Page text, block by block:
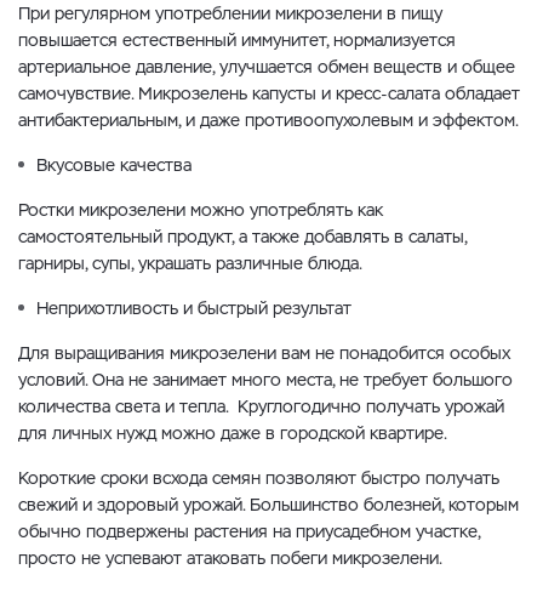
При регулярном употреблении микрозелени в пищу
повышается естественный иммунитет, нормализуется
артериальное давление, улучшается обмен веществ и общее
самочувствие. Микрозелень капусты и кресс-салата обладает
антибактериальным, и даже противоопухолевым и эффектом.
Вкусовые качества
Ростки микрозелени можно употреблять как
самостоятельный продукт, а также добавлять в салаты,
гарниры, супы, украшать различные блюда.
Неприхотливость и быстрый результат
Для выращивания микрозелени вам не понадобится особых
условий. Она не занимает много места, не требует большого
количества света и тепла. Круглогодично получать урожай
для личных нужд можно даже в городской квартире.
Короткие сроки всхода семян позволяют быстро получать
свежий и здоровый урожай. Большинство болезней, которым
обычно подвержены растения на приусадебном участке,
просто не успевают атаковать побеги микрозелени.